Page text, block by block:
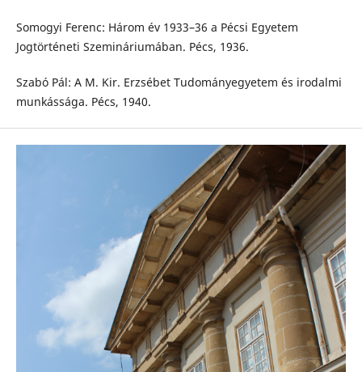
Somogyi Ferenc: Három év 1933–36 a Pécsi Egyetem
Jogtörténeti Szemináriumában. Pécs, 1936.
Szabó Pál: A M. Kir. Erzsébet Tudományegyetem és irodalmi
munkássága. Pécs, 1940.